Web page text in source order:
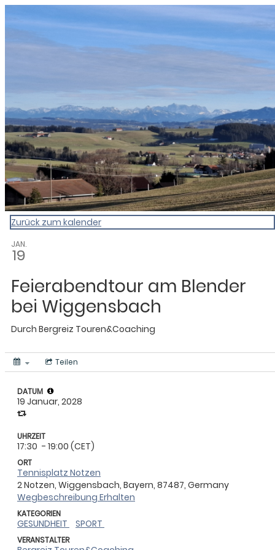
0831 - das Kemptener
Zurück zum kalender
JAN.
19
Feierabendtour am Blender
bei Wiggensbach
Durch Bergreiz Touren&Coaching
Teilen
DATUM
19 Januar, 2028
UHRZEIT
17:30 - 19:00 (CET)
ORT
Tennisplatz Notzen
2 Notzen, Wiggensbach, Bayern, 87487, Germany
Wegbeschreibung Erhalten
KATEGORIEN
GESUNDHEIT SPORT
VERANSTALTER